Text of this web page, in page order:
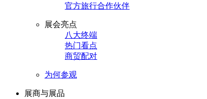
官方旅行合作伙伴
展会亮点
八大终端
热门看点
商贸配对
为何参观
展商与展品